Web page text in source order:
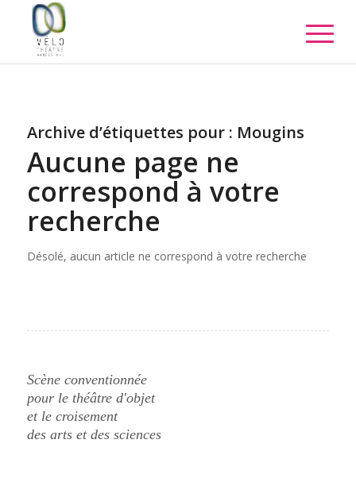
Archive d’étiquettes pour : Mougins
Aucune page ne
correspond à votre
recherche
Désolé, aucun article ne correspond à votre recherche
Scène conventionnée
pour le théâtre d'objet
et le croisement
des arts et des sciences